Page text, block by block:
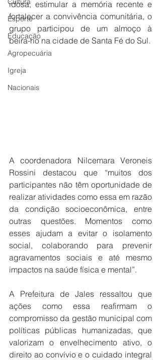
Esporte
Educação
Agropecuária
Igreja
Nacionais
idosa, estimular a memória recente e
fortalecer a convivência comunitária, o
grupo participou de um almoço à
beira-rio na cidade de Santa Fé do Sul.
A coordenadora Nilcemara Veroneis
Rossini destacou que “muitos dos
participantes não têm oportunidade de
realizar atividades como essa em razão
da condição socioeconômica, entre
outras questões. Momentos como
esses ajudam a evitar o isolamento
social, colaborando para prevenir
agravamentos sociais e até mesmo
impactos na saúde física e mental”.
A Prefeitura de Jales ressaltou que
ações como essa reafirmam o
compromisso da gestão municipal com
políticas públicas humanizadas, que
valorizam o envelhecimento ativo, o
direito ao convívio e o cuidado integral